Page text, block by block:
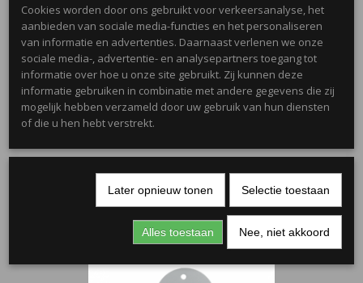
Mini Emmertje 155ml
€ 0,50
Cookies worden door ons gebruikt voor verkeersanalyse, het
aanbieden van sociale media-functies en het personaliseren
van informatie en advertenties. Daarnaast verlenen we onze
sociale media-, advertentie- en analysepartners toegang tot
informatie over hoe u onze site gebruikt. Zij kunnen deze
informatie gebruiken in combinatie met andere gegevens die zij
mogelijk hebben verzameld door uw gebruik van hun diensten
of die u hen hebt verstrekt.
Later opnieuw tonen Selectie toestaan
Alles toestaan Nee, niet akkoord